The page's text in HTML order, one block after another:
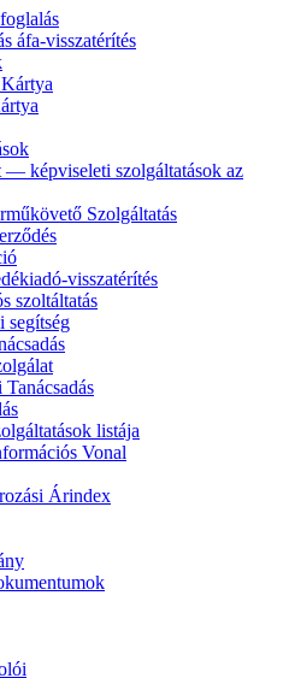
áfa-visszatérítés
képviseleti szolgáltatások az
Szolgáltatás
visszatérítés
szoltáltatás
segítség
listája
Vonal
Árindex